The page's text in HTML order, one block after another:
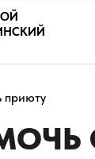
приюту